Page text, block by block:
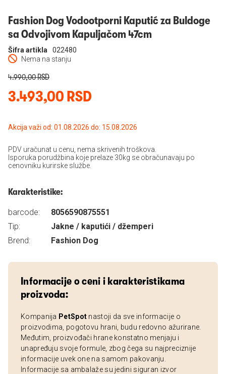
Fashion Dog Vodootporni Kaputić za Buldoge
sa Odvojivom Kapuljačom 47cm
Nema na stanju
Šifra artikla 022480
3.493,00 RSD
4.990,00 RSD
Akcija važi od: 01.08.2026 do: 15.08.2026
PDV uračunat u cenu, nema skrivenih troškova.
Isporuka porudžbina koje prelaze 30kg se obračunavaju po
cenovniku kurirske službe.
Karakteristike:
barcode:
8056590875551
Tip:
Jakne / kaputići / džemperi
Brend:
Fashion Dog
Informacije o ceni i karakteristikama
proizvoda:
Kompanija PetSpot nastoji da sve informacije o
proizvodima, pogotovu hrani, budu redovno ažurirane.
Međutim, proizvođači hrane konstatno menjaju i
unapređuju svoje formule, zbog čega su najpreciznije
informacije uvek one na samom pakovanju.
Informacije sa ambalaže su jedini siguran izvor